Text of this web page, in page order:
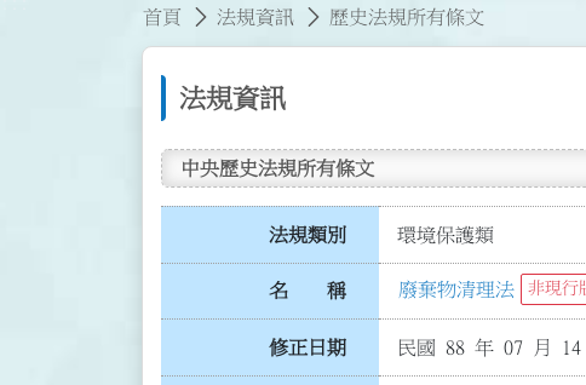
首頁 法規資訊 歷史法規所有條文
法規資訊
中央歷史法規所有條文
法規類別 環境保護類
名 稱 廢棄物清理法 非現行
修正日期 民國 88 年 07 月 14